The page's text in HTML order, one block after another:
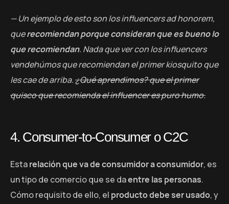
— Un ejemplo de esto son los influencers ad honorem,
querecomiendan porque consideran que es bueno lo
que recomiendan. Nada que ver con los influencers
vendehúmos que recomiendan el primer kiosquito que
les cae de arriba.¿Qué aprendimos? que el primer
quisco que recomienda el influencer es puro humo.
4. Consumer-to-Consumer o C2C
Estarelación que va de consumidor a consumidor, es
un tipo de comercio que se daentre las personas.
Cómo requisito de ello, el producto debe ser usado, y